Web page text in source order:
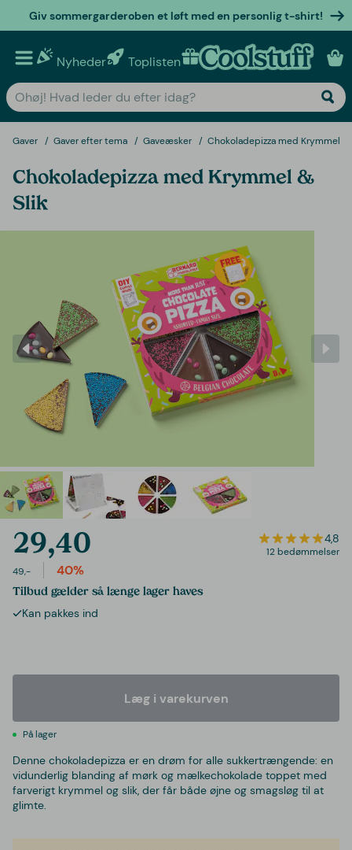
Giv sommergarderoben et løft med en personlig t-shirt!
Nyheder Toplisten Personlige gaver
Gaver Gaver efter tema Gaveæsker Chokoladepizza med Krymmel &
Chokoladepizza med Krymmel &
Slik
29,40
49,- 40%
Tilbud gælder så længe lager haves
4,8
12 bedømmelser
Kan pakkes ind
Læg i varekurven
På lager
Denne chokoladepizza er en drøm for alle sukkertrængende: en
vidunderlig blanding af mørk og mælkechokolade toppet med
farverigt krymmel og slik, der får både øjne og smagsløg til at
glimte.